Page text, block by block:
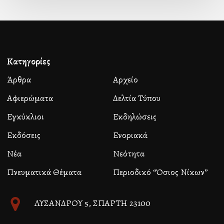
Κατηγορίες
Άρθρα
Αρχείο
Αφιερώματα
Δελτία Τύπου
Εγκύκλιοι
Εκδηλώσεις
Εκδόσεις
Ενοριακά
Νέα
Νεότητα
Πνευματικά Θέματα
Περιοδικό “Όσιος Νίκων”
ΛΥΣΑΝΔΡΟΥ 5, ΣΠΑΡΤΗ 23100